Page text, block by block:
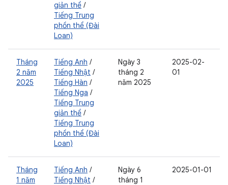
giản thể /
Tiếng Trung
phồn thể (Đài
Loan)
Tháng
2 năm
2025
Tiếng Anh /
Tiếng Nhật /
Tiếng Hàn /
Tiếng Nga /
Tiếng Trung
giản thể /
Tiếng Trung
phồn thể (Đài
Loan)
Ngày 3
tháng 2
năm 2025
2025-02-
01
Tháng
1 năm
Tiếng Anh /
Tiếng Nhật /
Ngày 6
tháng 1
2025-01-01